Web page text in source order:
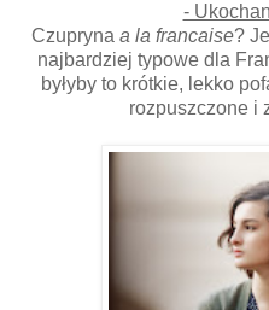
-
Czupryna a la francaise?
najbardziej typowe dla
byłyby to krótkie, lekko
rozpuszczone i